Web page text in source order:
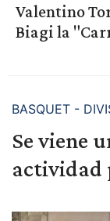
Valentino
Biagi la
BASQUET -
Se viene
actividad